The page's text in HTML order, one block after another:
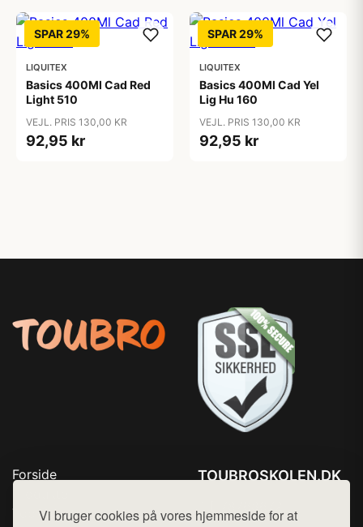
Vi bruger cookies på vores hjemmeside for at
SPAR 29%
LIQUITEX
Basics 400Ml Cad Red
Light 510
VEJL. PRIS 130,00 KR
92,95 kr
SPAR 29%
LIQUITEX
Basics 400Ml Cad Yel
Lig Hu 160
VEJL. PRIS 130,00 KR
92,95 kr
Forside
Top Rabatter
TOUBROSKOLEN.DK